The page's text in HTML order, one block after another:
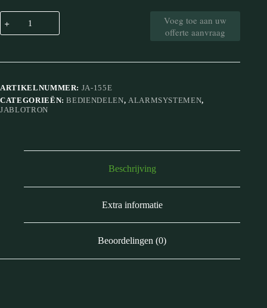
Voeg toe aan uw
offerte aanvraag
ARTIKELNUMMER: JA-155E
CATEGORIEËN:BEDIENDELEN, ALARMSYSTEMEN,
JABLOTRON
Beschrijving
Extra informatie
Beoordelingen (0)